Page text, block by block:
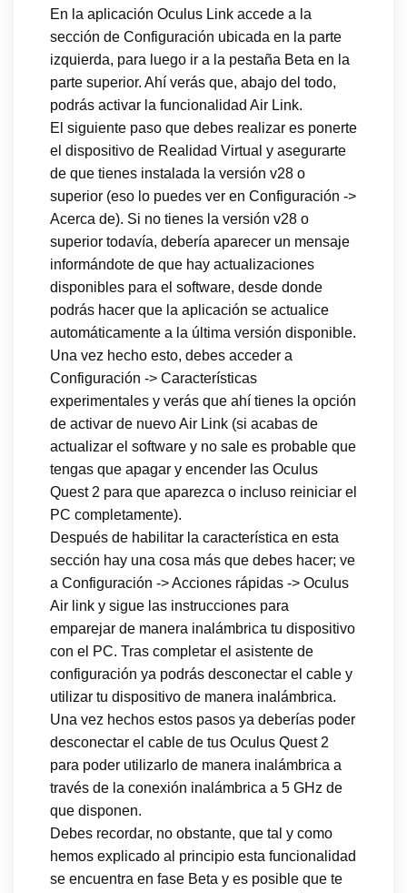
En la aplicación Oculus Link accede a la
sección de Configuración ubicada en la parte
izquierda, para luego ir a la pestaña Beta en la
parte superior. Ahí verás que, abajo del todo,
podrás activar la funcionalidad Air Link.
El siguiente paso que debes realizar es ponerte
el dispositivo de Realidad Virtual y asegurarte
de que tienes instalada la versión v28 o
superior (eso lo puedes ver en Configuración ->
Acerca de). Si no tienes la versión v28 o
superior todavía, debería aparecer un mensaje
informándote de que hay actualizaciones
disponibles para el software, desde donde
podrás hacer que la aplicación se actualice
automáticamente a la última versión disponible.
Una vez hecho esto, debes acceder a
Configuración -> Características
experimentales y verás que ahí tienes la opción
de activar de nuevo Air Link (si acabas de
actualizar el software y no sale es probable que
tengas que apagar y encender las Oculus
Quest 2 para que aparezca o incluso reiniciar el
PC completamente).
Después de habilitar la característica en esta
sección hay una cosa más que debes hacer; ve
a Configuración -> Acciones rápidas -> Oculus
Air link y sigue las instrucciones para
emparejar de manera inalámbrica tu dispositivo
con el PC. Tras completar el asistente de
configuración ya podrás desconectar el cable y
utilizar tu dispositivo de manera inalámbrica.
Una vez hechos estos pasos ya deberías poder
desconectar el cable de tus Oculus Quest 2
para poder utilizarlo de manera inalámbrica a
través de la conexión inalámbrica a 5 GHz de
que disponen.
Debes recordar, no obstante, que tal y como
hemos explicado al principio esta funcionalidad
se encuentra en fase Beta y es posible que te